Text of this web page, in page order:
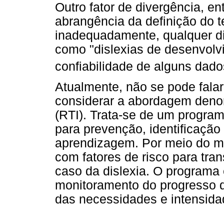
Outro fator de divergência,
abrangência da definição do
inadequadamente, qualquer
como "dislexias de
confiabilidade de alguns
Atualmente, não se pode
considerar a abordagem
(RTI). Trata-se de um
para prevenção,
aprendizagem. Por meio do
com fatores de risco para
caso da dislexia. O
monitoramento do progresso
das necessidades e